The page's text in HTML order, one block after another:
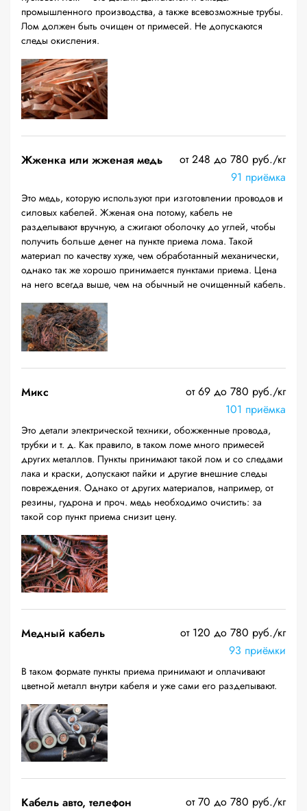
промышленного производства, а также всевозможные трубы.
Лом должен быть очищен от примесей. Не допускаются
следы окисления.
Жженка или жженая медь
от 248 до 780 руб./кг
91 приёмка
Это медь, которую используют при изготовлении проводов и
силовых кабелей. Жженая она потому, кабель не
разделывают вручную, а сжигают оболочку до углей, чтобы
получить больше денег на пункте приема лома. Такой
материал по качеству хуже, чем обработанный механически,
однако так же хорошо принимается пунктами приема. Цена
на него всегда выше, чем на обычный не очищенный кабель.
Микс
от 69 до 780 руб./кг
101 приёмка
Это детали электрической техники, обожженные провода,
трубки и т. д. Как правило, в таком ломе много примесей
других металлов. Пункты принимают такой лом и со следами
лака и краски, допускают пайки и другие внешние следы
повреждения. Однако от других материалов, например, от
резины, гудрона и проч. медь необходимо очистить: за
такой сор пункт приема снизит цену.
Медный кабель
от 120 до 780 руб./кг
93 приёмки
В таком формате пункты приема принимают и оплачивают
цветной металл внутри кабеля и уже сами его разделывают.
Кабель авто, телефон
от 70 до 780 руб./кг